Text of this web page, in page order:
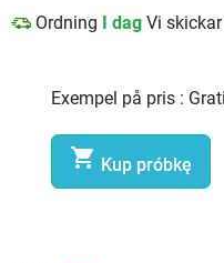
Ordning I dag Vi
Exempel på pris :
 Kup próbkę